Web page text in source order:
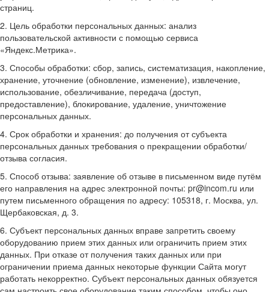
страниц.
2. Цель обработки персональных данных: анализ
пользовательской активности с помощью сервиса
«Яндекс.Метрика».
3. Способы обработки: сбор, запись, систематизация, накопление,
хранение, уточнение (обновление, изменение), извлечение,
использование, обезличивание, передача (доступ,
предоставление), блокирование, удаление, уничтожение
персональных данных.
4. Срок обработки и хранения: до получения от субъекта
персональных данных требования о прекращении обработки/
отзыва согласия.
5. Способ отзыва: заявление об отзыве в письменном виде путём
его направления на адрес электронной почты: pr@incom.ru или
путем письменного обращения по адресу: 105318, г. Москва, ул.
Щербаковская, д. 3.
6. Субъект персональных данных вправе запретить своему
оборудованию прием этих данных или ограничить прием этих
данных. При отказе от получения таких данных или при
ограничении приема данных некоторые функции Сайта могут
работать некорректно. Субъект персональных данных обязуется